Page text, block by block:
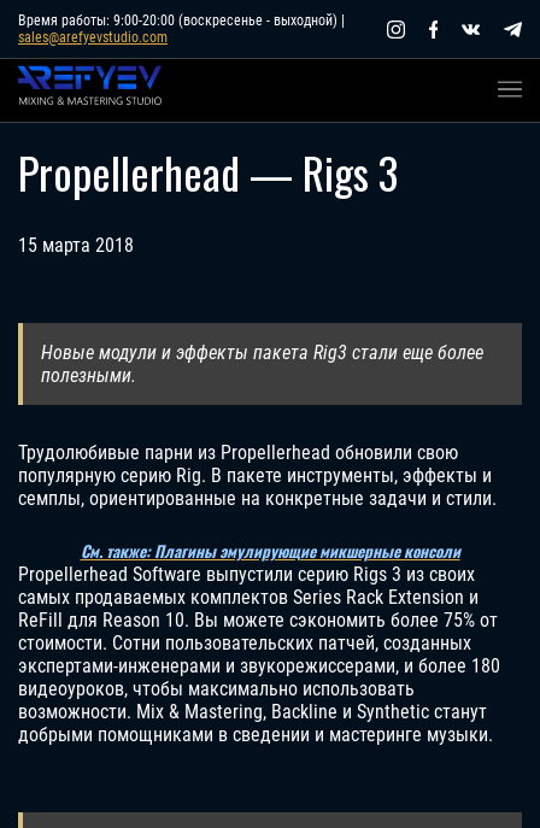
Skip
content
Время работы: 9:00-20:00 (воскресенье - выходной) |
sales@arefyevstudio.com
Propellerhead — Rigs 3
15 марта 2018
Новые модули и эффекты пакета Rig3 стали еще более
полезными.
Трудолюбивые парни из Propellerhead обновили свою
популярную серию Rig. В пакете инструменты, эффекты и
семплы, ориентированные на конкретные задачи и стили.
См. также: Плагины эмулирующие микшерные консоли
Propellerhead Software выпустили серию Rigs 3 из своих
самых продаваемых комплектов Series Rack Extension и
ReFill для Reason 10. Вы можете сэкономить более 75% от
стоимости. Сотни пользовательских патчей, созданных
экспертами-инженерами и звукорежиссерами, и более 180
видеоуроков, чтобы максимально использовать
возможности. Mix & Mastering, Backline и Synthetic станут
добрыми помощниками в сведении и мастеринге музыки.